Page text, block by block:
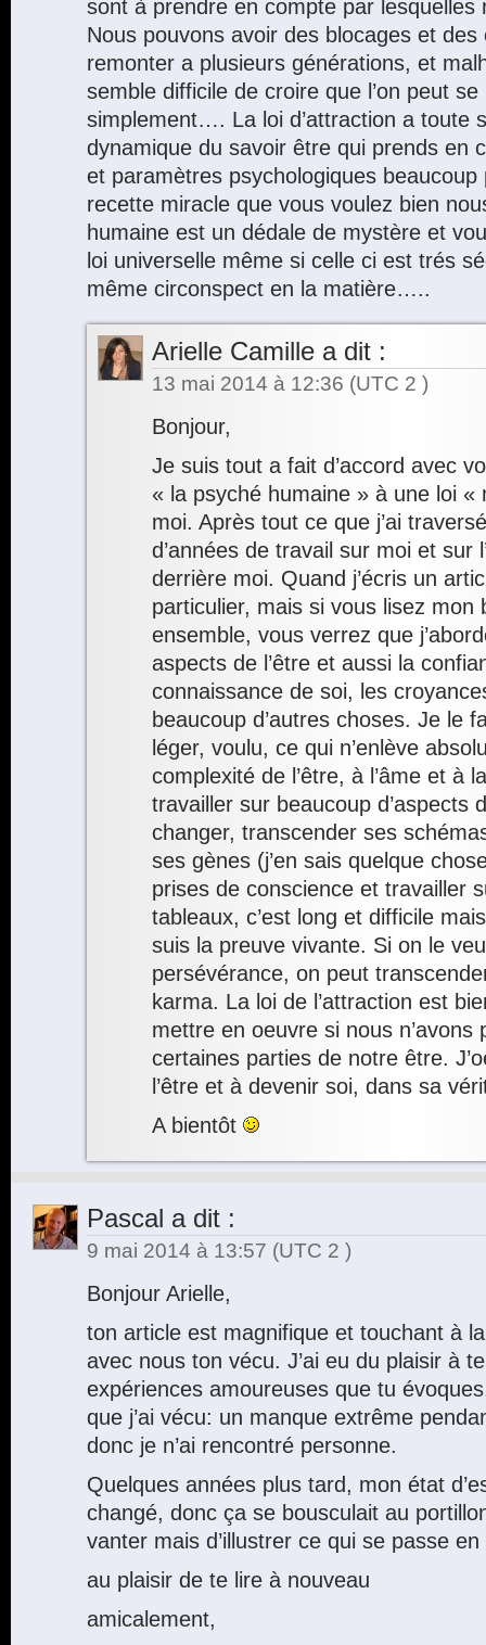
sont à prendre en compte par lesquelles
Nous pouvons avoir des blocages et
remonter a plusieurs générations, et
semble difficile de croire que l’on peut
simplement…. La loi d’attraction a toute
dynamique du savoir être qui prends en
et paramètres psychologiques
recette miracle que vous voulez bien
humaine est un dédale de mystère et
loi universelle même si celle ci est trés
même circonspect en la matière…..
Arielle Camille a dit :
13 mai 2014 à 12:36 (UTC 2 )
Bonjour,
Je suis tout a fait d’accord avec
« la psyché humaine » à une loi «
moi. Après tout ce que j’ai
d’années de travail sur moi et sur
derrière moi. Quand j’écris un
particulier, mais si vous lisez mon
ensemble, vous verrez que
aspects de l’être et aussi la
connaissance de soi, les
beaucoup d’autres choses. Je le
léger, voulu, ce qui n’enlève
complexité de l’être, à l’âme et à
travailler sur beaucoup d’aspects
changer, transcender ses
ses gènes (j’en sais quelque
prises de conscience et travailler
tableaux, c’est long et difficile
suis la preuve vivante. Si on le
persévérance, on peut
karma. La loi de l’attraction est
mettre en oeuvre si nous n’avons
certaines parties de notre être.
l’être et à devenir soi, dans sa
A bientôt
Pascal a dit :
9 mai 2014 à 13:57 (UTC 2 )
Bonjour Arielle,
ton article est magnifique et touchant à
avec nous ton vécu. J’ai eu du plaisir à
expériences amoureuses que tu
que j’ai vécu: un manque extrême
donc je n’ai rencontré personne.
Quelques années plus tard, mon état
changé, donc ça se bousculait au
vanter mais d’illustrer ce qui se passe
au plaisir de te lire à nouveau
amicalement,